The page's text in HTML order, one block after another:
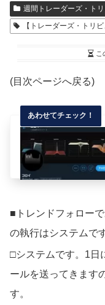
週間トレーダーズ・ト
【トレーダーズ・トリ
こ
(目次ページへ戻る)
■トレンドフォロー
の執行はシステムで
□システムです。1日
ールを送ってきます
す。